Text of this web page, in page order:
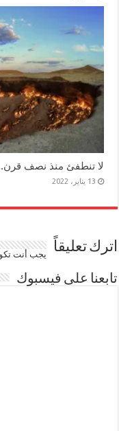
لا تنطفئ منذ نصف
13 يناير، 2022
اترك تعليقاً يجب أنت
تابعنا على فيسبوك